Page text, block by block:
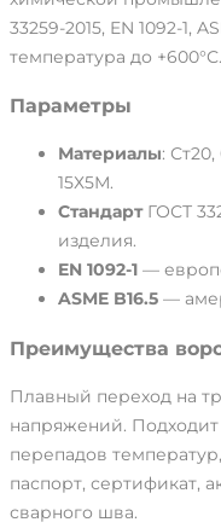
33259-2015, EN 1092-1,
температура до +600°С.
Параметры
Материалы: Ст20,
15Х5М.
СтандартГОСТ
изделия.
EN 1092-1 —
ASME B16.5 —
Преимущества
Плавный переход на
напряжений. Подходит
перепадов
паспорт, сертификат,
сварного шва.